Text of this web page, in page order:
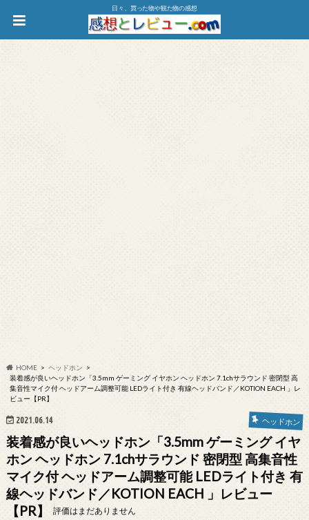
日々、買った物や観た物の感想
HOME
ヘッドホン
装着感が良いヘッドホン「3.5mm ゲーミング イヤホン ヘッドホン 7.1chサラウンド 密閉型 高
集音性マイク付 ヘッドアーム調整可能 LEDライト付き 有線ヘッドバンド／KOTION EACH 」レ
ビュー【PR】
2021.06.14 ヘッドホン
装着感が良いヘッドホン「3.5mm ゲーミング イヤ
ホン ヘッドホン 7.1chサラウンド 密閉型 高集音性
マイク付 ヘッドアーム調整可能 LEDライト付き 有
線ヘッドバンド／KOTION EACH 」レビュー
【PR】
評価はまだありません